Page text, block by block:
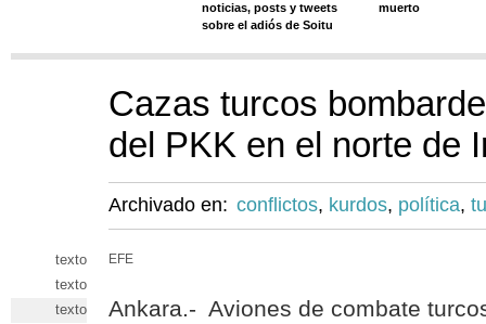
noticias, posts y tweets
sobre el adiós de Soitu
muerto
Cazas turcos
del PKK en el norte de
Archivado en: conflictos, kurdos, política,
texto
texto
texto
EFE
Ankara.- Aviones de combate